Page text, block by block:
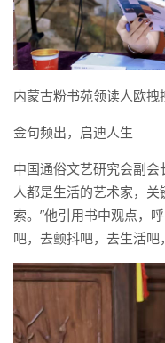
内蒙古粉书苑领读人欧拽
金句频出，启迪人生
中国通俗文艺研究会副
人都是生活的艺术家，
索。”他引用书中观点，
吧，去颤抖吧，去生活